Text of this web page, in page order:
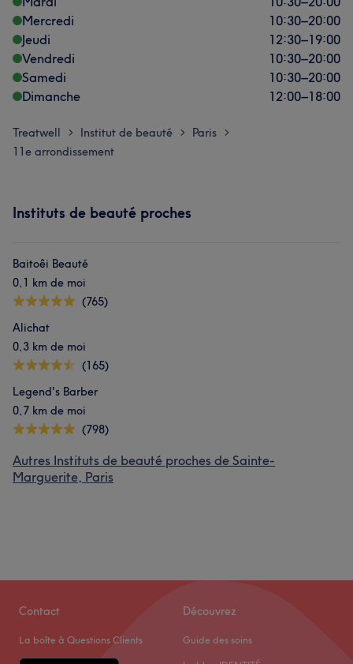
Mercredi
10:30–20:00
Jeudi
12:30–19:00
Vendredi
10:30–20:00
Samedi
10:30–20:00
Dimanche
12:00–18:00
Treatwell > Institut de beauté > Paris >
11e arrondissement
Instituts de beauté proches
Baitoêi Beauté
0,1 km de moi
(765)
Alichat
0,3 km de moi
(165)
Legend's Barber
0,7 km de moi
(798)
Autres Instituts de beauté proches de Sainte-
Marguerite, Paris
Contact
La boîte à Questions Clients
Découvrez
Guide des soins